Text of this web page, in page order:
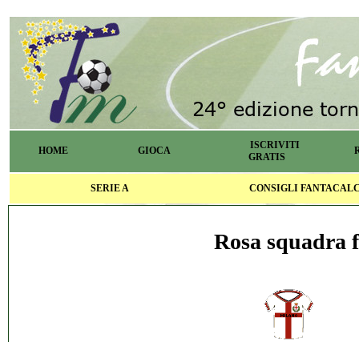
HOME GIOCA
ISCRIVITI
GRATIS
SERIE A CONSIGLI
Rosa squadra